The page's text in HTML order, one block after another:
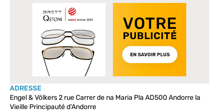
ADRESSE
Engel & Völkers 2 rue Carrer de na Maria Pla AD500 Andorre la
Vieille Principauté d’Andorre